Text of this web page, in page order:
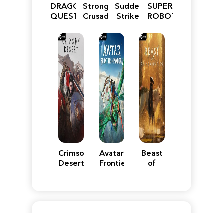
DRAGON
QUEST
Reimagined
Stronghold
Crusader:
Edition
Sudden
Strike
SUPER
ROBOT
Y
Crimson
Desert
Avatar:
Frontiers
Beast
of